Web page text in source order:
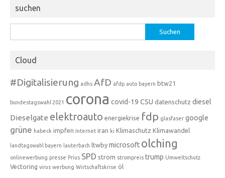
suchen
nach:
Cloud
#Digitalisierung adhs AfD afdp auto bayern btw21
bundestagswahl 2021 corona covid-19 CSU datenschutz diesel
Dieselgate elektroauto energiekrise fdp glasfaser google
grüne habeck impfen Internet iran ki Klimaschutz Klimawandel
landtagswahl bayern lauterbach ltwby microsoft olching
onlinewerbung presse Prius SPD strom strompreis trump Umweltschutz
Vectoring virus werbung Wirtschaftskrise öl